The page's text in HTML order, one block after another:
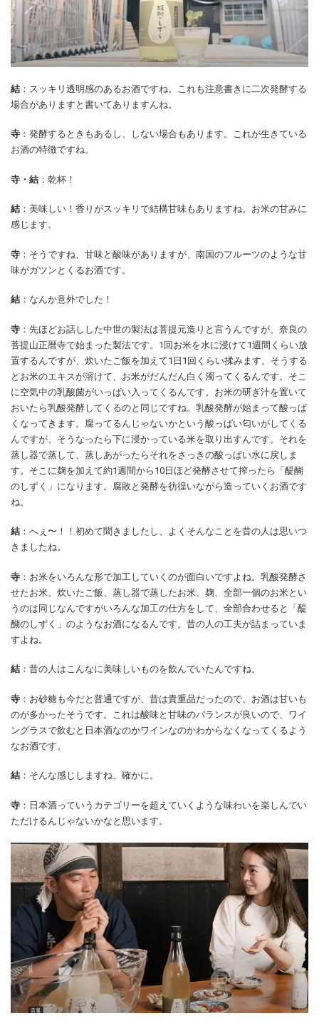
結 ：スッキリ透明感のあるお酒ですね。これも注意書きに二次発酵する
場合がありますと書いてありますんね。
寺 ：発酵するときもあるし、しない場合もあります。これが生きている
お酒の特徴ですね。
寺・結 ：乾杯！
結 ：美味しい！香りがスッキリで結構甘味もありますね。お米の甘みに
感じます。
寺 ：そうですね、甘味と酸味がありますが、南国のフルーツのような甘
味がガツンとくるお酒です。
結 ：なんか意外でした！
寺 ：先ほどお話しした中世の製法は菩提元造りと言うんですが、奈良の
菩提山正暦寺で始まった製法です。1回お米を水に浸けて1週間くらい放
置するんですが、炊いたご飯を加えて1日1回くらい揉みます。そうする
とお米のエキスが溶けて、お米がだんだん白く濁ってくるんです。そこ
に空気中の乳酸菌がいっぱい入ってくるんです。お米の研ぎ汁を置いて
おいたら乳酸発酵してくるのと同じですね。乳酸発酵が始まって酸っぱ
くなってきます。腐ってるんじゃないかという酸っぱい匂いがしてくる
んですが、そうなったら下に浸かっている米を取り出すんです。それを
蒸し器で蒸して、蒸しあがったらそれをさっきの酸っぱい水に戻しま
す。そこに麹を加えて約1週間から10日ほど発酵させて搾ったら「醍醐
のしずく」になります。腐敗と発酵を彷徨いながら造っていくお酒です
ね。
結 ：へぇ〜！！初めて聞きましたし、よくそんなことを昔の人は思いつ
きましたね。
寺 ：お米をいろんな形で加工していくのが面白いですよね。乳酸発酵さ
せたお米、炊いたご飯、蒸し器で蒸したお米、麹、全部一個のお米とい
うのは同じなんですがいろんな加工の仕方をして、全部合わせると「醍
醐のしずく」のようなお酒になるんです。昔の人の工夫が詰まっていま
すよね。
結 ：昔の人はこんなに美味しいものを飲んでいたんですね。
寺 ：お砂糖も今だと普通ですが、昔は貴重品だったので、お酒は甘いも
のが多かったそうです。これは酸味と甘味のバランスが良いので、ワイ
ングラスで飲むと日本酒なのかワインなのかわからなくなってくるよう
なお酒です。
結 ：そんな感じしますね、確かに。
寺 ：日本酒っていうカテゴリーを超えていくような味わいを楽しんでい
ただけるんじゃないかなと思います。